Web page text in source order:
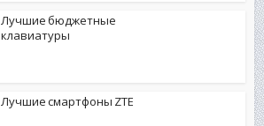
Лучшие бюджетные
клавиатуры
Лучшие смартфоны ZTE